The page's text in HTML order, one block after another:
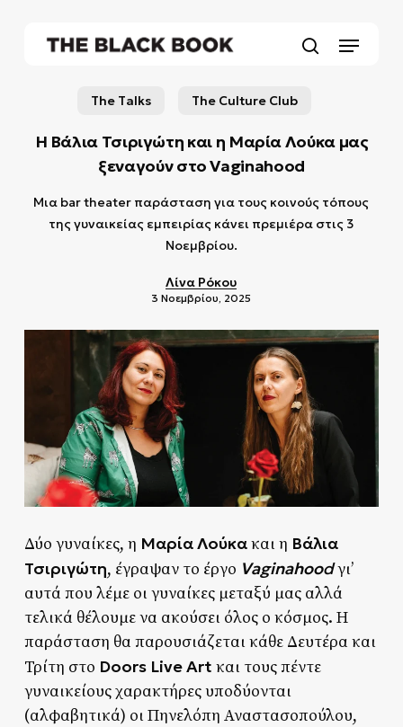
Menu
The Talks The Culture Club
Η Βάλια Τσιριγώτη και η Μαρία Λούκα μας
ξεναγούν στο Vaginahood
Μια bar theater παράσταση για τους κοινούς τόπους
της γυναικείας εμπειρίας κάνει πρεμιέρα στις 3
Νοεμβρίου.
Λίνα Ρόκου
3 Νοεμβρίου, 2025
Δύο γυναίκες, η Μαρία Λούκακαι η Βάλια
Τσιριγώτη, έγραψαν το έργο Vaginahoodγι’
αυτά που λέμε οι γυναίκες μεταξύ μας αλλά
τελικά θέλουμε να ακούσει όλος ο κόσμος. Η
παράσταση θα παρουσιάζεται κάθε Δευτέρα και
Τρίτη στο Doors Live Art και τους πέντε
γυναικείους χαρακτήρες υποδύονται
(αλφαβητικά) οι Πηνελόπη Αναστασοπούλου,